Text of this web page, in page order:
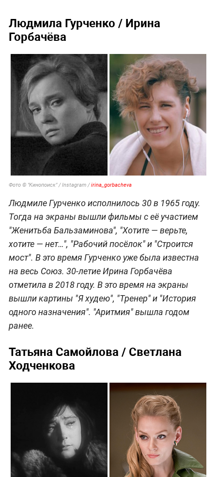
Людмила Гурченко / Ирина
Горбачёва
Фото © "Кинопоиск" / Instagram /irina_gorbacheva
Людмиле Гурченко исполнилось 30 в 1965 году.
Тогда на экраны вышли фильмы с её участием
"Женитьба Бальзаминова", "Хотите — верьте,
хотите — нет…", "Рабочий посёлок" и "Строится
мост". В это время Гурченко уже была известна
на весь Союз. 30-летие Ирина Горбачёва
отметила в 2018 году. В это время на экраны
вышли картины "Я худею", "Тренер" и "История
одного назначения". "Аритмия" вышла годом
ранее.
Татьяна Самойлова / Светлана
Ходченкова